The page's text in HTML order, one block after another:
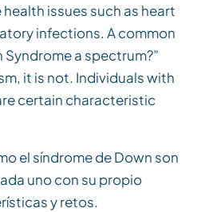
issues such as heart
infections. A common
Syndrome a spectrum?”
it is not. Individuals with
certain characteristic
el síndrome de Down son
uno con su propio
y retos.